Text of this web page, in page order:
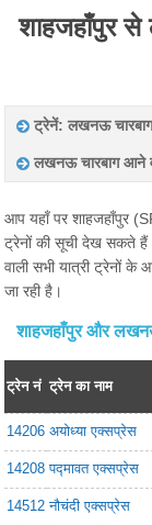
शाहजहाँपुर
ट्रेनें: लखनऊ
लखनऊ चारबाग आने
आप यहाँ पर शाहजहाँपुर
ट्रेनों की सूची देख सकते हैं।
वाली सभी यात्री ट्रेनों
जा रही है।
शाहजहाँपुर और
ट्रेन नं ट्रेन का नाम
14206 अयोध्या एक्सप्रेस
14208 पद्मावत एक्सप्रेस
14512 नौचंदी एक्सप्रेस